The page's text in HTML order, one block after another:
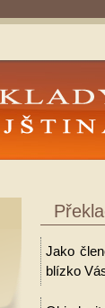
Jako
blízko